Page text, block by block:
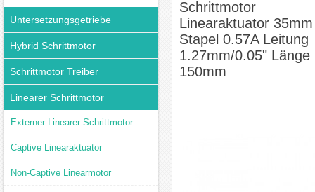
Untersetzungsgetriebe
Hybrid Schrittmotor
Schrittmotor Treiber
Linearer Schrittmotor
Externer Linearer Schrittmotor
Captive Linearaktuator
Non-Captive Linearmotor
Schrittmotor
Linearaktuator 35mm
Stapel 0.57A Leitung
1.27mm/0.05" Länge
150mm